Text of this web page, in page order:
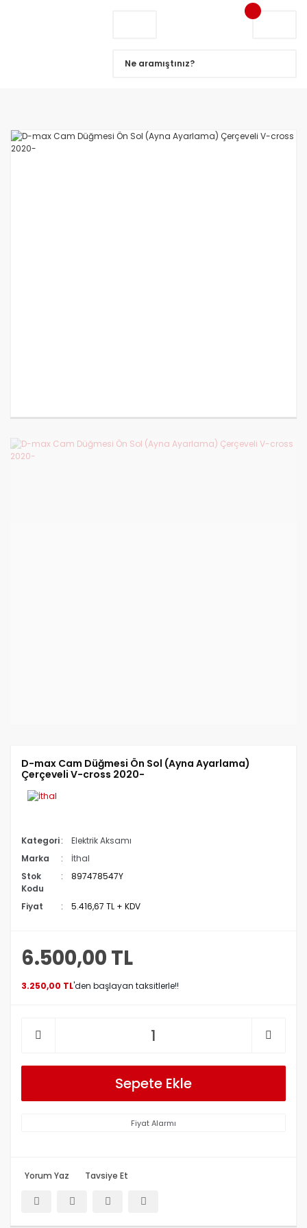
D-max Cam Düğmesi Ön Sol (Ayna Ayarlama)
Çerçeveli V-cross 2020-
Kategori
Elektrik Aksamı
Marka
İthal
Stok
Kodu
897478547Y
Fiyat 5.416,67 TL + KDV
6.500,00 TL
3.250,00 TL'den başlayan taksitlerle!!
Sepete Ekle
Fiyat Alarmı
Yorum Yaz Tavsiye Et